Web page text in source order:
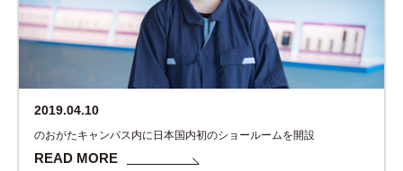
2019.04.10
のおがたキャンパス内に日本国内初のショールームを開設
READ MORE